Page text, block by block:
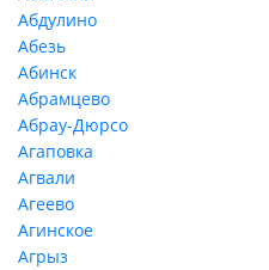
Абдулино
Абезь
Абинск
Абрамцево
Абрау-Дюрсо
Агаповка
Агвали
Агеево
Агинское
Агрыз